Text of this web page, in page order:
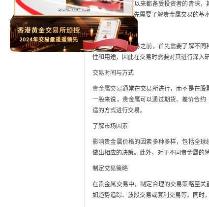
贵金属交易一直以来都备受投资者的青睐
上取得成功，首先需要了解贵金属交易的基
了解贵金属
在进行贵金属交易之前，首先需要了解不
性和用途，因此在交易时需要对其进行深入
交易时间与方式
贵金属交易通常在交易所进行，而不是在股
一般来说，贵金属可以通过期货、差价合
适的方式进行交易。
了解市场因素
影响贵金属价格的因素多种多样，包括全
做出相应的决策。此外，对于不同贵金属的
制定交易策略
在贵金属交易中，制定合理的交易策略至关
如趋势追踪、波段交易或套利交易等。同时